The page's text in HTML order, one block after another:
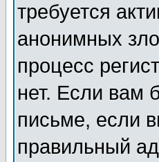
требуется
анонимных
процесс
нет. Если вам
письме, если
правильный